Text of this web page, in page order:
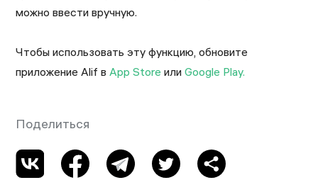
можно ввести вручную.
Чтобы использовать эту функцию, обновите
приложение Alif в App Store или Google Play.
Поделиться